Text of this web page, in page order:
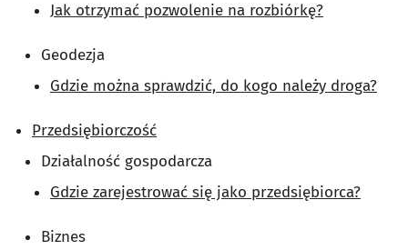
Jak otrzymać pozwolenie na rozbiórkę?
Geodezja
Gdzie można sprawdzić, do kogo należy droga?
Przedsiębiorczość
Działalność gospodarcza
Gdzie zarejestrować się jako przedsiębiorca?
Biznes